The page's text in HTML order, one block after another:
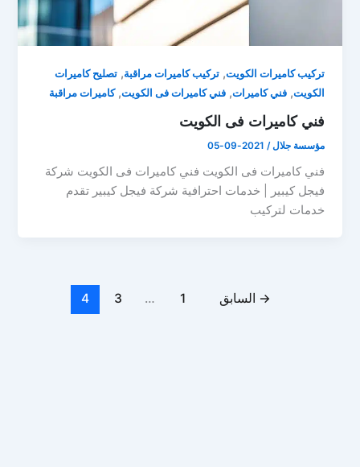
تركيب كاميرات الكويت,تركيب كاميرات مراقبة,تصليح كاميرات
الكويت,فني كاميرات,فني كاميرات فى الكويت,كاميرات مراقبة
فني كاميرات فى الكويت
مؤسسة جلال/
2021-09-05
فني كاميرات فى الكويت فني كاميرات فى الكويت شركة
فيجل كيبير | خدمات احترافية شركة فيجل كيبير تقدم
خدمات لتركيب
→ السابق 1
…
3
4